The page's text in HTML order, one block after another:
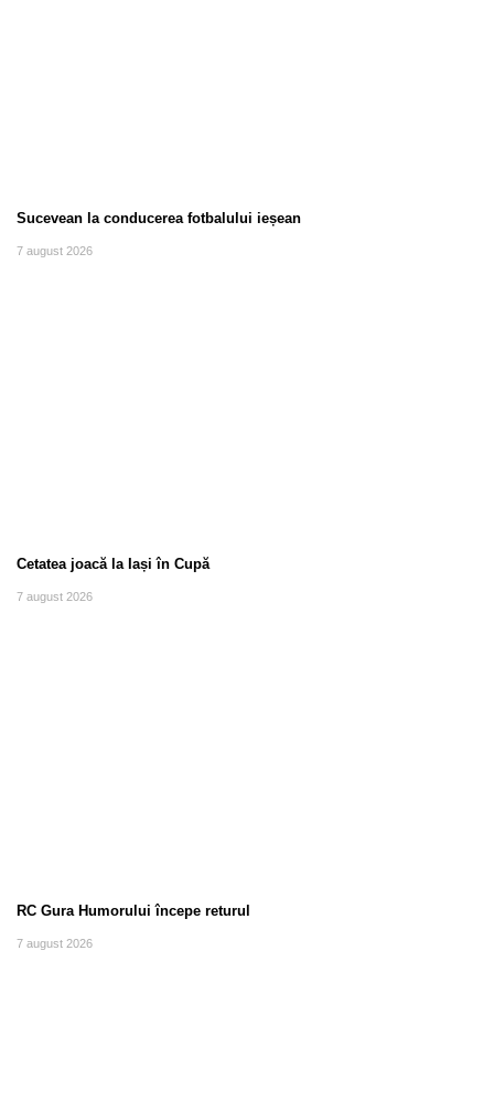
Sucevean la conducerea fotbalului ieșean
7 august 2026
Cetatea joacă la Iași în Cupă
7 august 2026
RC Gura Humorului începe returul
7 august 2026